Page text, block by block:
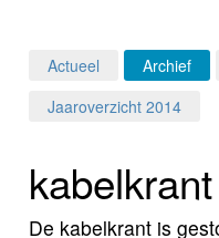
Programma's
Actueel Archief
Jaaroverzicht 2014
De kabelkrant is